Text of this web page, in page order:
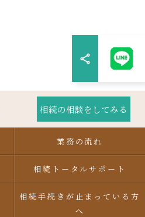
相続の相談をしてみる
業務の流れ
相続トータルサポート
相続手続きが止まっている方
へ